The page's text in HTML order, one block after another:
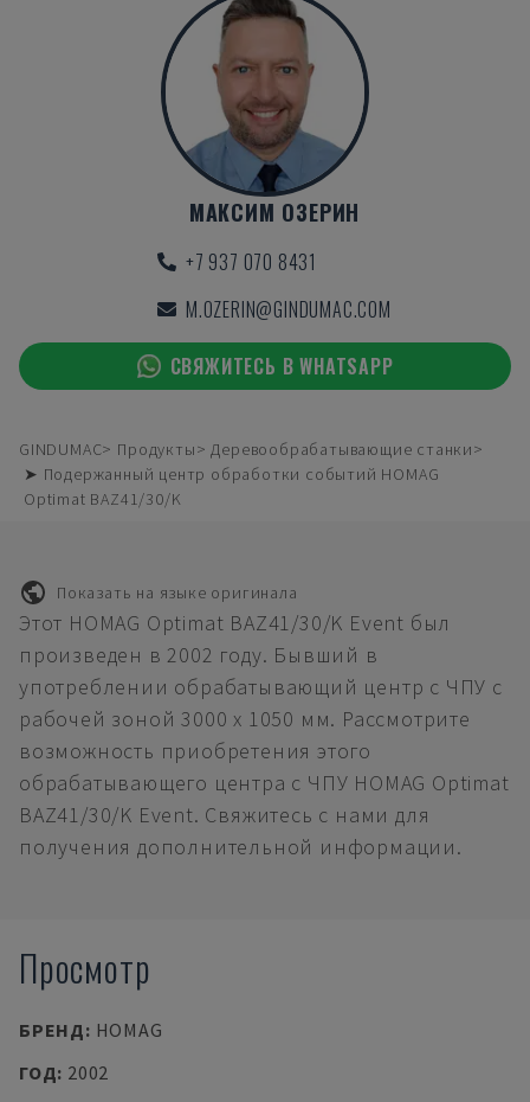
МАКСИМ ОЗЕРИН
+7 937 070 8431
M.OZERIN@GINDUMAC.COM
СВЯЖИТЕСЬ В WHATSAPP
GINDUMAC Продукты
Деревообрабатывающие станки
➤ Подержанный центр обработки событий HOMAG
Optimat BAZ41/30/K
Показать на языке оригинала
Этот HOMAG Optimat BAZ41/30/K Event был
произведен в 2002 году. Бывший в
употреблении обрабатывающий центр с ЧПУ с
рабочей зоной 3000 x 1050 мм. Рассмотрите
возможность приобретения этого
обрабатывающего центра с ЧПУ HOMAG Optimat
BAZ41/30/K Event. Свяжитесь с нами для
получения дополнительной информации.
Просмотр
БРЕНД: HOMAG
ГОД: 2002